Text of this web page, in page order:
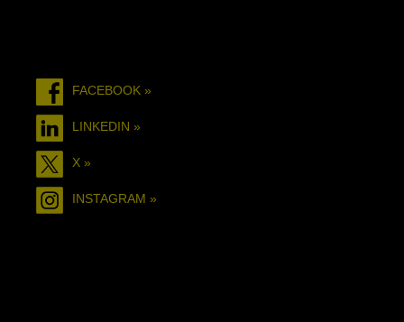
FACEBOOK »
LINKEDIN »
X »
INSTAGRAM »